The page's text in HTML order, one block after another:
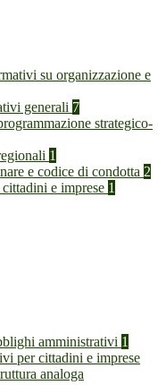
su organizzazione e
generali 7
strategico-
1
e codice di condotta 2
e imprese 1
amministrativi 1
per cittadini e imprese
analoga